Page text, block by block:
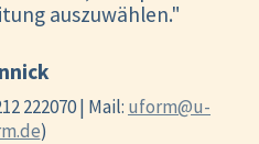
auszuwählen."
222070 | Mail: uform@u-
)